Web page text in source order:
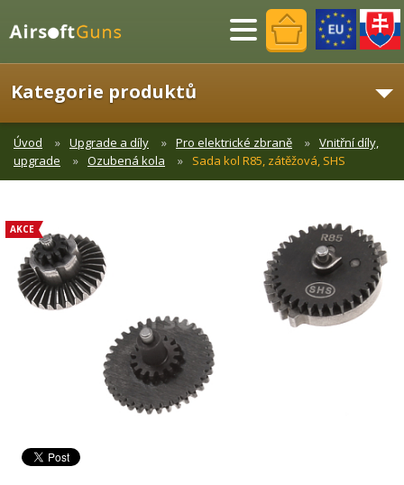
Menu
Kategorie produktů
Úvod Upgrade a díly Pro elektrické zbraně
Vnitřní díly,
upgrade
Ozubená kola Sada kol R85, zátěžová, SHS
AKCE